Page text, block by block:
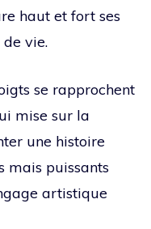
haut et fort ses
vie.
se rapprochent
mise sur la
une histoire
mais puissants
artistique